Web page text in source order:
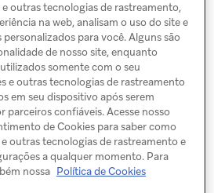
PRÓXIMO
Biblioteca de
outras tecnologias de rastreamento,
na web, analisam o uso do site e
para você. Alguns são
de nosso site, enquanto
somente com o seu
e outras tecnologias de rastreamento
em seu dispositivo após serem
parceiros confiáveis. Acesse nosso
de Cookies para saber como
outras tecnologias de rastreamento e
a qualquer momento. Para
nossa Política de Cookies